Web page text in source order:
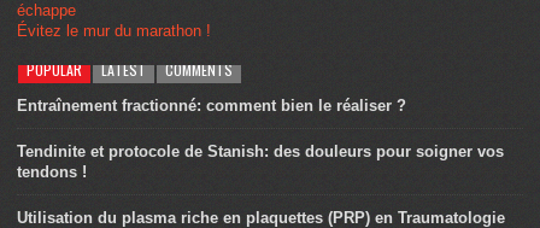
échappe
Évitez le mur du marathon !
POPULAR LATEST COMMENTS
Entraînement fractionné: comment bien le réaliser ?
Tendinite et protocole de Stanish: des douleurs pour soigner vos
tendons !
Utilisation du plasma riche en plaquettes (PRP) en Traumatologie